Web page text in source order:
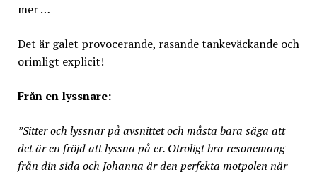
mer …
Det är galet provocerande, rasande tankeväckande och
orimligt explicit!
Från en lyssnare:
”Sitter och lyssnar på avsnittet och måsta bara säga att
det är en fröjd att lyssna på er. Otroligt bra resonemang
från din sida och Johanna är den perfekta motpolen när